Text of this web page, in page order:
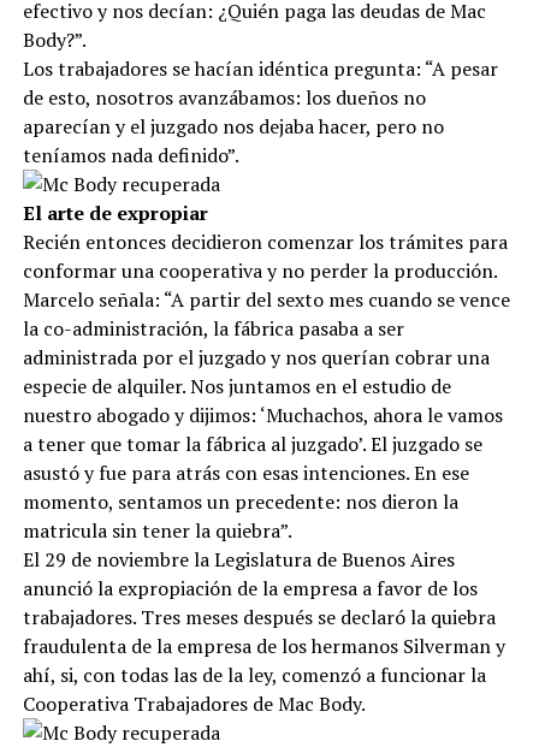
efectivo y nos decían: ¿Quién paga las deudas de Mac
Body?”.
Los trabajadores se hacían idéntica pregunta: “A pesar
de esto, nosotros avanzábamos: los dueños no
aparecían y el juzgado nos dejaba hacer, pero no
teníamos nada definido”.
El arte de expropiar
Recién entonces decidieron comenzar los trámites para
conformar una cooperativa y no perder la producción.
Marcelo señala: “A partir del sexto mes cuando se vence
la co-administración, la fábrica pasaba a ser
administrada por el juzgado y nos querían cobrar una
especie de alquiler. Nos juntamos en el estudio de
nuestro abogado y dijimos: ‘Muchachos, ahora le vamos
a tener que tomar la fábrica al juzgado’. El juzgado se
asustó y fue para atrás con esas intenciones. En ese
momento, sentamos un precedente: nos dieron la
matricula sin tener la quiebra”.
El 29 de noviembre la Legislatura de Buenos Aires
anunció la expropiación de la empresa a favor de los
trabajadores. Tres meses después se declaró la quiebra
fraudulenta de la empresa de los hermanos Silverman y
ahí, si, con todas las de la ley, comenzó a funcionar la
Cooperativa Trabajadores de Mac Body.